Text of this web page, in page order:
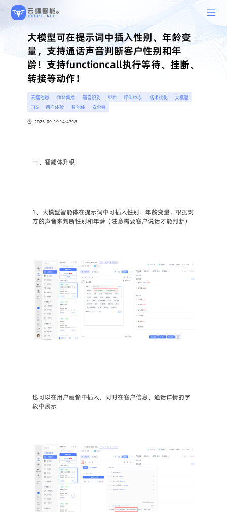
大模型可在提示词中插入性别、年龄变
量，支持通话声音判断客户性别和年
龄！支持functioncall执行等待、挂断、
转接等动作！
云蝠动态 CRM集成 语音识别 SEO 呼叫中心 话术优化
大模型
TTS
用户体验 智能体 安全性
2025-09-19 14:47:18
一、智能体升级
1、大模型智能体在提示词中可插入性别、年龄变量，根据对
方的声音来判断性别和年龄（注意需要客户说话才能判断）
也可以在用户画像中插入，同时在客户信息、通话详情的字
段中展示